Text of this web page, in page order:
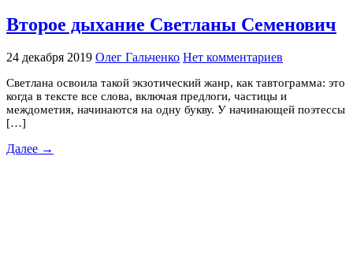
Второе дыхание Светланы Семенович
24 декабря 2019 Олег Гальченко Нет комментариев
Светлана освоила такой экзотический жанр, как тавтограмма: это
когда в тексте все слова, включая предлоги, частицы и
междометия, начинаются на одну букву. У начинающей поэтессы
[…]
Далее →